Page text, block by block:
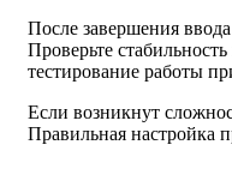
После завершения
Проверьте
тестирование работы
Если возникнут
Правильная настройка